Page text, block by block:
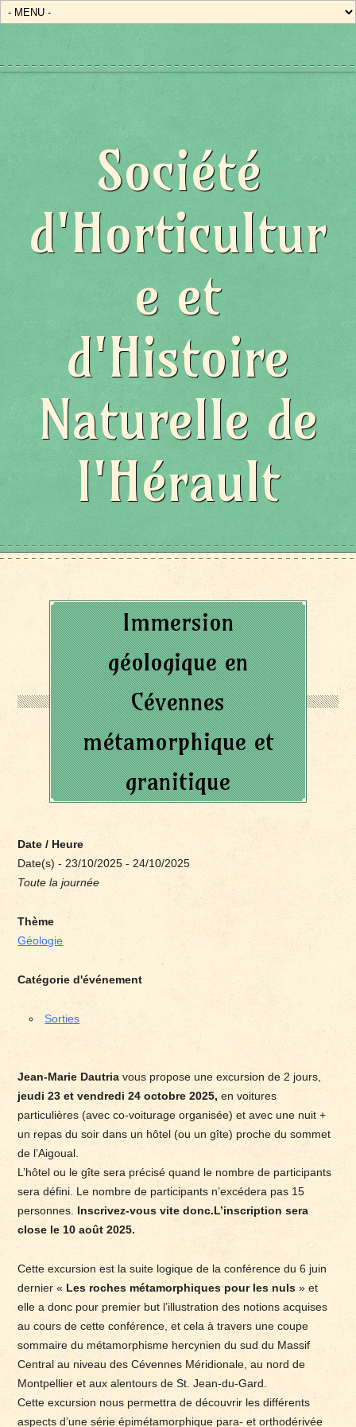
Société
d'Horticultur
e et
d'Histoire
Naturelle de
l'Hérault
Immersion
géologique en
Cévennes
métamorphique et
granitique
Date / Heure
Date(s) - 23/10/2025 - 24/10/2025
Toute la journée
Thème
Géologie
Catégorie d'événement
Sorties
Jean-Marie Dautria vous propose une excursion de 2 jours,
jeudi 23 et vendredi 24 octobre 2025, en voitures
particulières (avec co-voiturage organisée) et avec une nuit +
un repas du soir dans un hôtel (ou un gîte) proche du sommet
de l’Aigoual.
L’hôtel ou le gîte sera précisé quand le nombre de participants
sera défini. Le nombre de participants n’excédera pas 15
personnes. Inscrivez-vous vite donc.L’inscription sera
close le 10 août 2025.
Cette excursion est la suite logique de la conférence du 6 juin
dernier « Les roches métamorphiques pour les nuls » et
elle a donc pour premier but l’illustration des notions acquises
au cours de cette conférence, et cela à travers une coupe
sommaire du métamorphisme hercynien du sud du Massif
Central au niveau des Cévennes Méridionale, au nord de
Montpellier et aux alentours de St. Jean-du-Gard.
Cette excursion nous permettra de découvrir les différents
aspects d’une série épimétamorphique para- et orthodérivée